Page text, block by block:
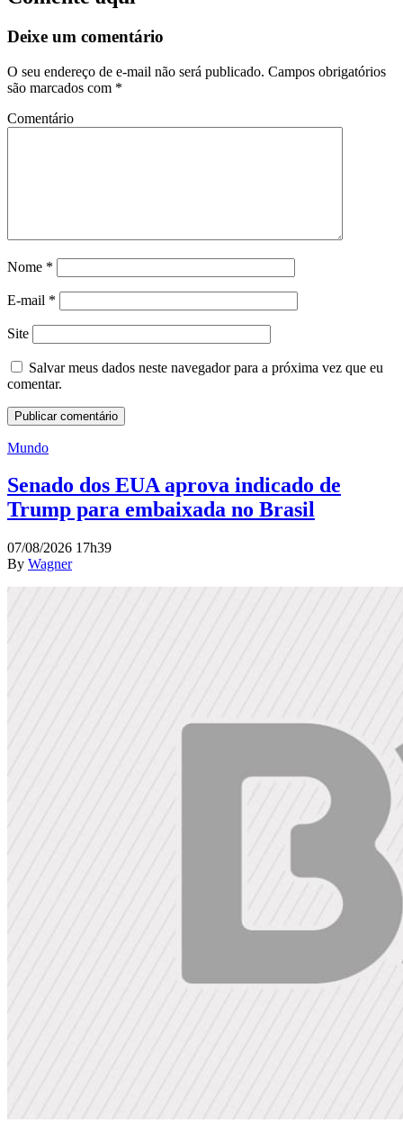
Deixe um comentário
O seu endereço de e-mail não será publicado. Campos obrigatórios
são marcados com *
Comentário
Nome *
E-mail *
Site
Salvar meus dados neste navegador para a próxima vez que eu
comentar.
Mundo
Senado dos EUA aprova indicado de
Trump para embaixada no Brasil
07/08/2026 17h39
By Wagner